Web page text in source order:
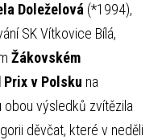
Doleželová (*1994),
SK Vítkovice Bílá,
Žákovském
Prix v Polsku na
výsledků zvítězila
děvčat, které v neděli